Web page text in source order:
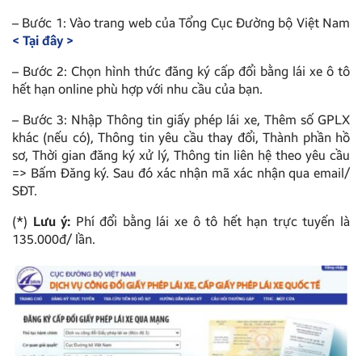
– Bước 1: Vào trang web của Tổng Cục Đường bộ Việt Nam
< Tại đây >
– Bước 2: Chọn hình thức đăng ký cấp đổi bằng lái xe ô tô
hết hạn online phù hợp với nhu cầu của bạn.
– Bước 3: Nhập Thông tin giấy phép lái xe, Thêm số GPLX
khác (nếu có), Thông tin yêu cầu thay đổi, Thành phần hồ
sơ, Thời gian đăng ký xử lý, Thông tin liên hệ theo yêu cầu
=> Bấm Đăng ký. Sau đó xác nhận mã xác nhận qua email/
SĐT.
(*) Lưu ý: Phí đổi bằng lái xe ô tô hết hạn trực tuyến là
135.000đ/ lần.